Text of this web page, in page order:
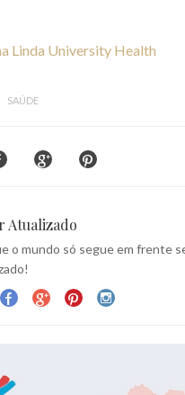
Linda University Health
SAÚDE
Atualizado
o mundo só segue em frente